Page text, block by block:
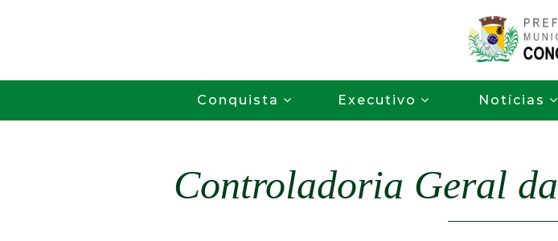
para
o
conteúdo
principal
P
r
f
Conquista Executivo Notícias
Controladoria Geral